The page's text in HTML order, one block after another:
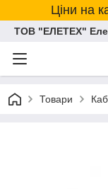
Ціни на
ТОВ "ЕЛЕТЕХ"
Товари